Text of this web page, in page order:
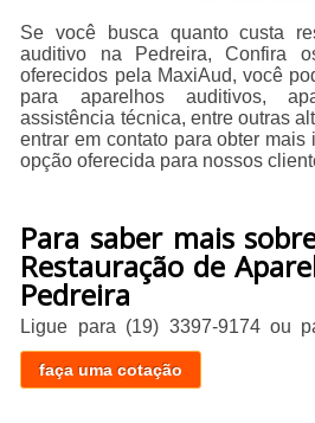
Se você busca quanto custa
auditivo na Pedreira, Confira
oferecidos pela MaxiAud, você
para aparelhos auditivos,
assistência técnica, entre outras
entrar em contato para obter mais
opção oferecida para nossos
Para saber mais
Restauração de
Pedreira
Ligue para (19) 3397-9174ou
faça uma cotação